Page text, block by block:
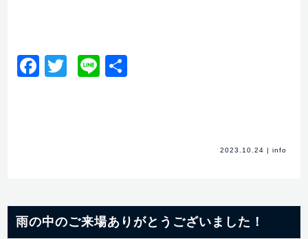
Facebook
Twitter
Line
2023.10.24 | info
雨の中のご来場ありがとうございました！